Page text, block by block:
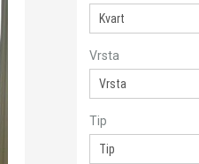
Vrsta
Tip